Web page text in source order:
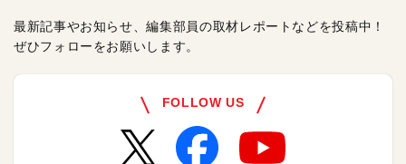
最新記事やお知らせ、編集部員の取材レポートなどを投稿中！
ぜひフォローをお願いします。
FOLLOW US